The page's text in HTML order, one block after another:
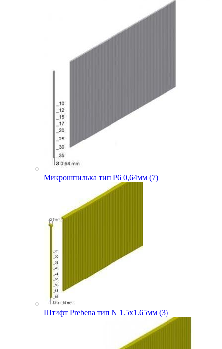
Микрошпилька тип P6 0,64мм (7)
Штифт Prebena тип N 1.5х1.65мм (3)